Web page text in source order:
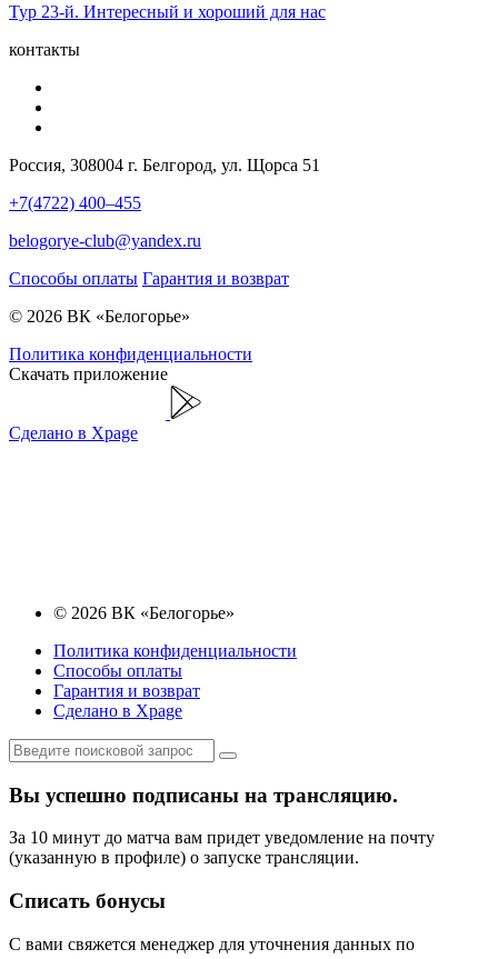
Тур 23-й. Интересный и хороший для нас
контакты
Россия, 308004 г. Белгород, ул. Щорса 51
+7(4722) 400–455
belogorye-club@yandex.ru
Способы оплаты Гарантия и возврат
© 2026 ВК «Белогорье»
Политика конфиденциальности
Скачать приложение
Сделано в Xpage
© 2026 ВК «Белогорье»
Политика конфиденциальности
Способы оплаты
Гарантия и возврат
Сделано в Xpage
Вы успешно подписаны на трансляцию.
За 10 минут до матча вам придет уведомление на почту
(указанную в профиле) о запуске трансляции.
Списать бонусы
С вами свяжется менеджер для уточнения данных по